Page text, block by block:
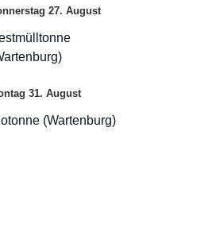
27. August
31. August
(Wartenburg)